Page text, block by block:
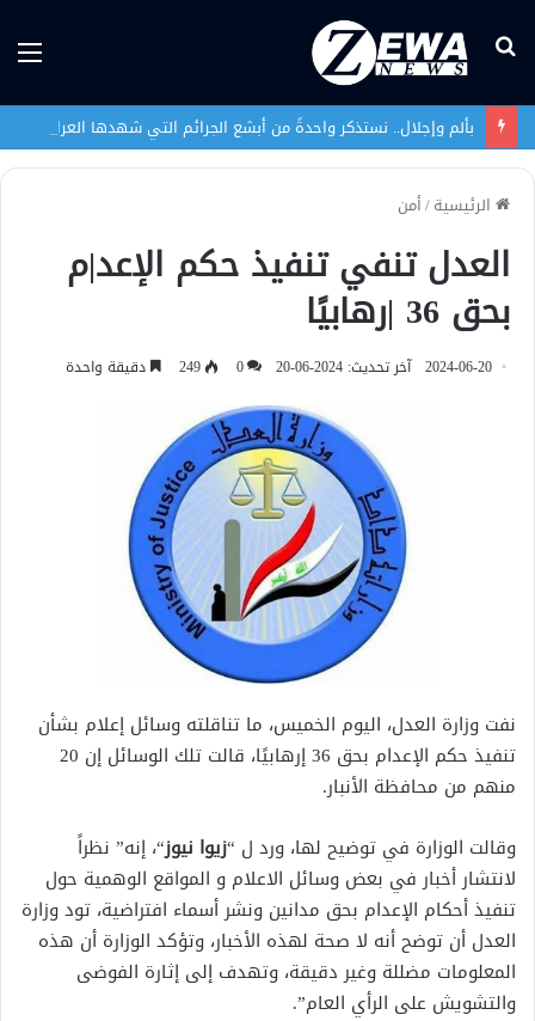
بحث
بألم وإجلال.. نستذكر واحدةً من أبشع الجرائم التي شهدها العراق في تاريخه الحديث
الرئيسية/أمن
العدل تنفي تنفيذ حكم الإعد|م
بحق 36 |رهابيًا
2024-06-20 آخر تحديث: 2024-06-20 0
249 دقيقة واحدة
نفت وزارة العدل، اليوم الخميس، ما تناقلته وسائل إعلام بشأن
تنفيذ حكم الإعدام بحق 36 إرهابيًا، قالت تلك الوسائل إن 20
منهم من محافظة الأنبار.
وقالت الوزارة في توضيح لها، ورد ل “زيوا نيوز“، إنه” نظراً
لانتشار أخبار في بعض وسائل الاعلام و المواقع الوهمية حول
تنفيذ أحكام الإعدام بحق مدانين ونشر أسماء افتراضية، تود وزارة
العدل أن توضح أنه لا صحة لهذه الأخبار، وتؤكد الوزارة أن هذه
المعلومات مضللة وغير دقيقة، وتهدف إلى إثارة الفوضى
والتشويش على الرأي العام”.